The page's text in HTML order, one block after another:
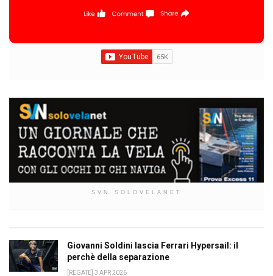
SVN SOLOVELANET
Giovanni Soldini lascia Ferrari Hypersail: il
perchè della separazione
[REGATE] 3 APR 2026